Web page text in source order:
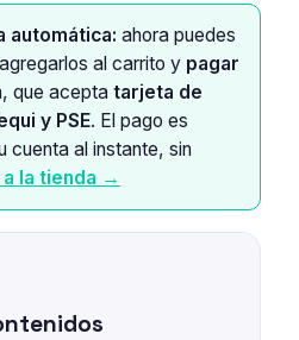
automática: ahora puedes
al carrito y pagar
que acepta tarjeta de
y PSE. El pago es
cuenta al instante, sin
a la tienda →